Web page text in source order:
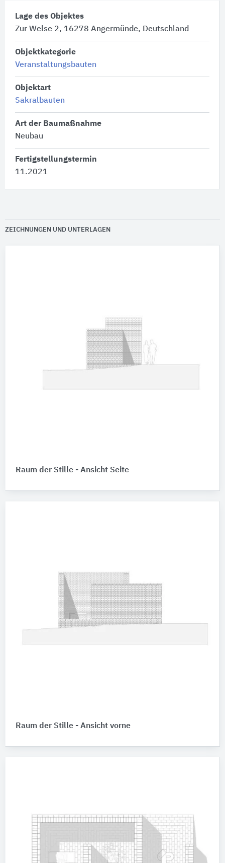
Lage des Objektes
Zur Welse 2, 16278 Angermünde, Deutschland
Objektkategorie
Veranstaltungsbauten
Objektart
Sakralbauten
Art der Baumaßnahme
Neubau
Fertigstellungstermin
11.2021
ZEICHNUNGEN UND UNTERLAGEN
Raum der Stille - Ansicht Seite
Raum der Stille - Ansicht vorne